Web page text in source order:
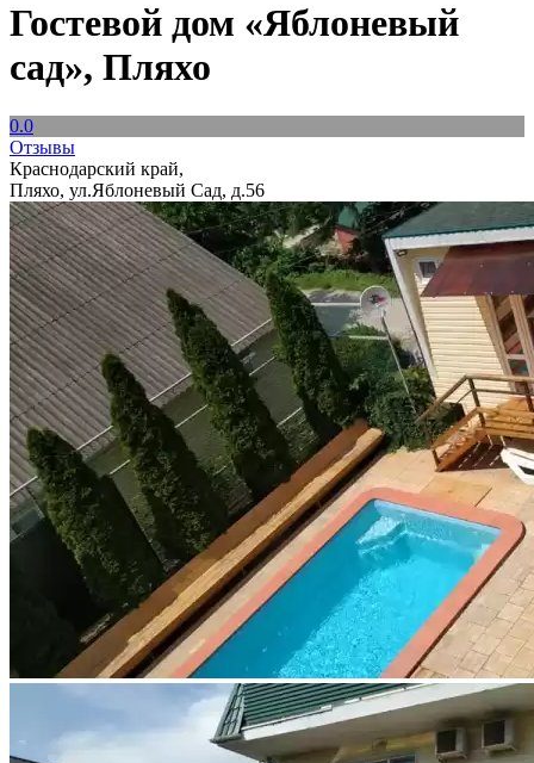
Гостевой дом «Яблоневый
сад», Пляхо
0.0
Отзывы
Краснодарский край,
Пляхо, ул.Яблоневый Сад, д.56